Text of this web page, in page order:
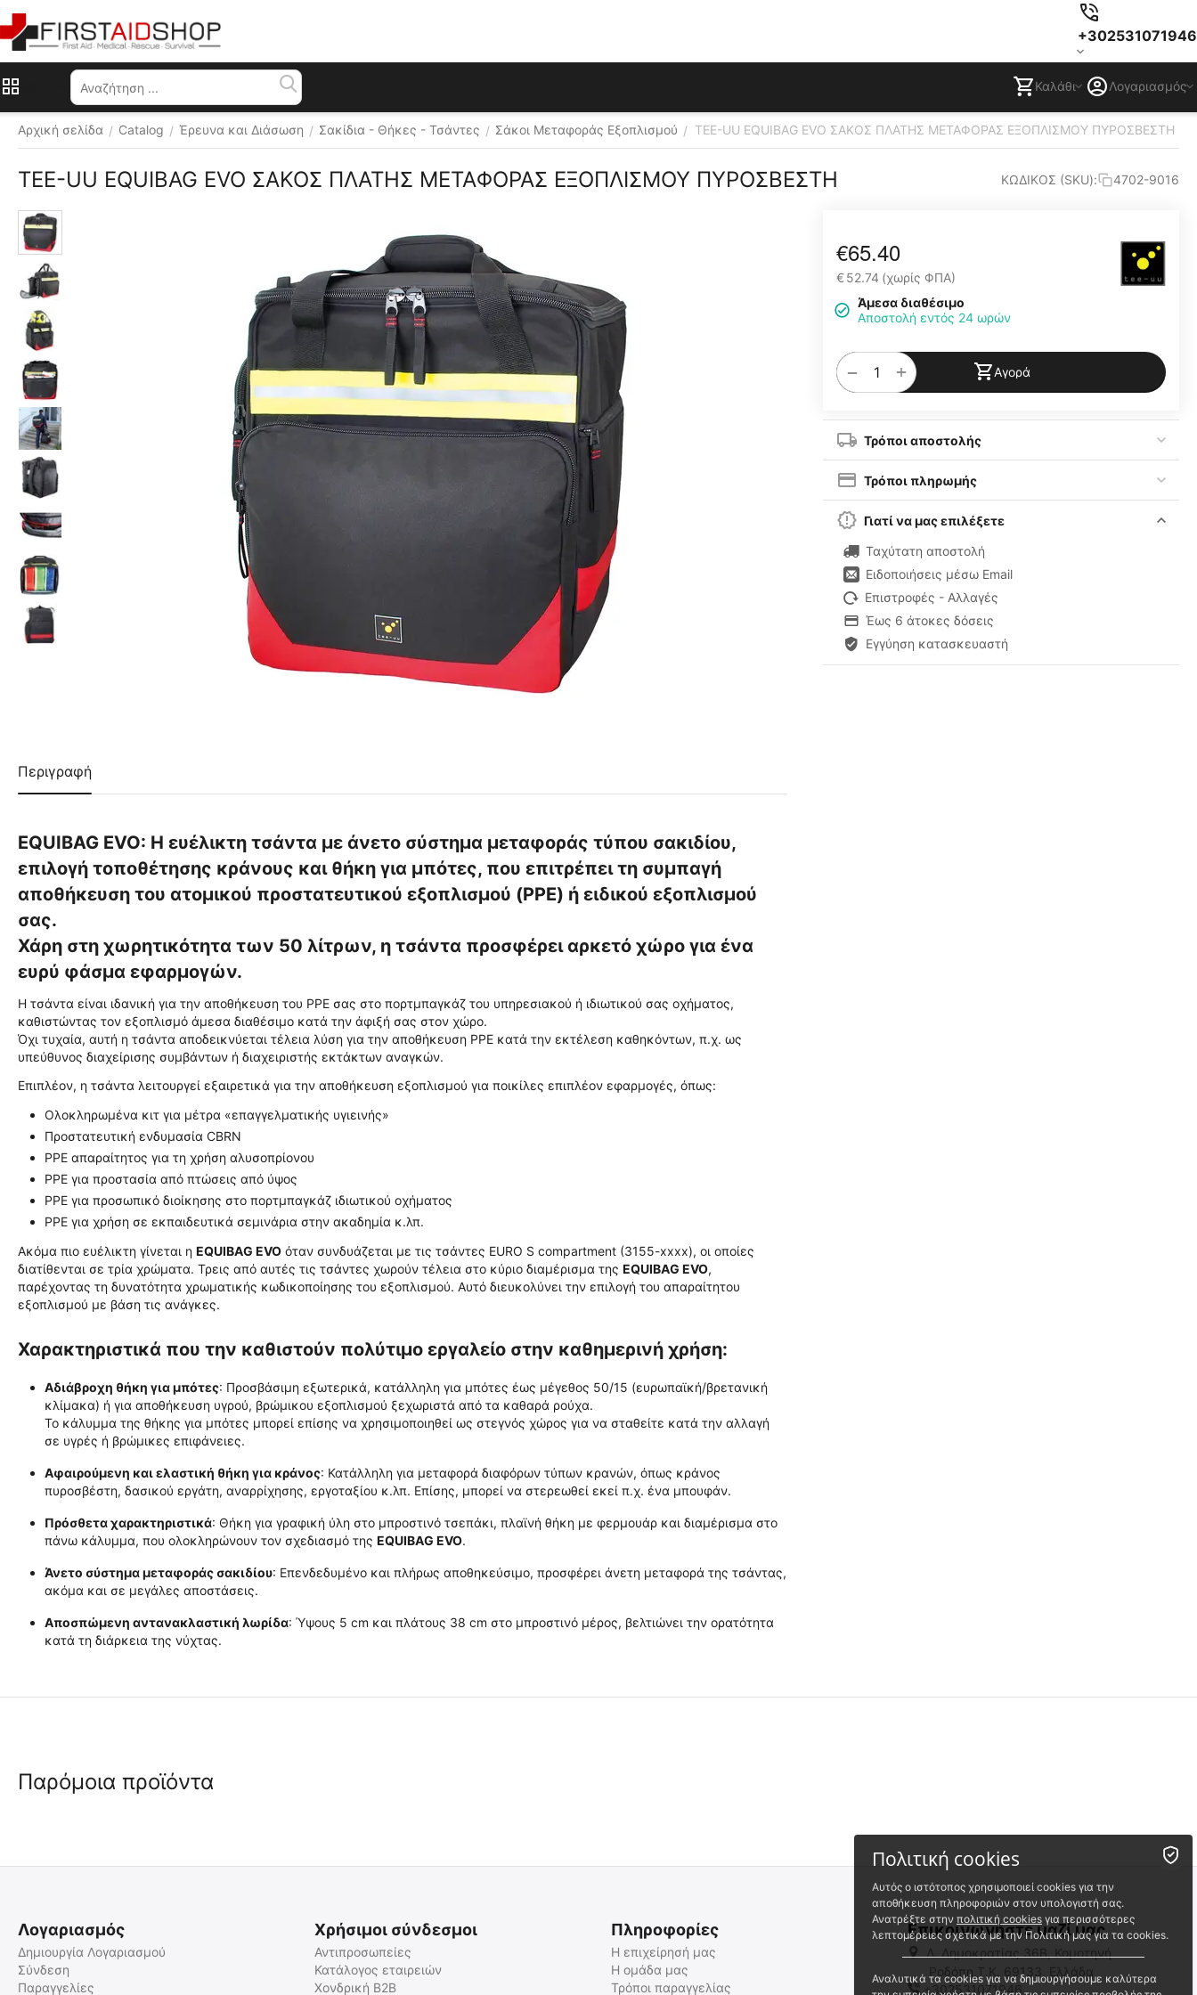
+302531071946
Καλάθι Λογαριασμός
Αρχική σελίδα / Catalog / Έρευνα και Διάσωση / Σακίδια - Θήκες - Τσάντες / Σάκοι Μεταφοράς Εξοπλισμού / TEE-UU EQUIBAG EVO ΣΑΚΟΣ ΠΛΑΤΗΣ ΜΕΤΑΦΟΡΑΣ ΕΞΟΠΛΙΣΜΟΥ ΠΥΡΟΣΒΕΣΤΗ
TEE-UU EQUIBAG EVO ΣΑΚΟΣ ΠΛΑΤΗΣ ΜΕΤΑΦΟΡΑΣ ΕΞΟΠΛΙΣΜΟΥ ΠΥΡΟΣΒΕΣΤΗ ΚΩΔΙΚΟΣ (SKU): 4702-9016
✔
Επίσημος
διανομέας
€65.40
€52.74 (χωρίς ΦΠΑ)
Άμεσα διαθέσιμο
Αποστολή εντός 24 ωρών
+
− Αγορά
Τρόποι αποστολής
Τρόποι πληρωμής
Γιατί να μας επιλέξετε
Ταχύτατη αποστολή
Ειδοποιήσεις μέσω Email
Επιστροφές - Αλλαγές
Έως 6 άτοκες δόσεις
Εγγύηση κατασκευαστή
Περιγραφή
EQUIBAG EVO: Η ευέλικτη τσάντα με άνετο σύστημα μεταφοράς τύπου σακιδίου,
επιλογή τοποθέτησης κράνους και θήκη για μπότες, που επιτρέπει τη συμπαγή
αποθήκευση του ατομικού προστατευτικού εξοπλισμού (PPE) ή ειδικού εξοπλισμού
σας.
Χάρη στη χωρητικότητα των 50 λίτρων, η τσάντα προσφέρει αρκετό χώρο για ένα
ευρύ φάσμα εφαρμογών.
Η τσάντα είναι ιδανική για την αποθήκευση του PPE σας στο πορτμπαγκάζ του υπηρεσιακού ή ιδιωτικού σας οχήματος,
καθιστώντας τον εξοπλισμό άμεσα διαθέσιμο κατά την άφιξή σας στον χώρο.
Όχι τυχαία, αυτή η τσάντα αποδεικνύεται τέλεια λύση για την αποθήκευση PPE κατά την εκτέλεση καθηκόντων, π.χ. ως
υπεύθυνος διαχείρισης συμβάντων ή διαχειριστής εκτάκτων αναγκών.
Επιπλέον, η τσάντα λειτουργεί εξαιρετικά για την αποθήκευση εξοπλισμού για ποικίλες επιπλέον εφαρμογές, όπως:
Ολοκληρωμένα κιτ για μέτρα «επαγγελματικής υγιεινής»
Προστατευτική ενδυμασία CBRN
PPE απαραίτητος για τη χρήση αλυσοπρίονου
PPE για προστασία από πτώσεις από ύψος
PPE για προσωπικό διοίκησης στο πορτμπαγκάζ ιδιωτικού οχήματος
PPE για χρήση σε εκπαιδευτικά σεμινάρια στην ακαδημία κ.λπ.
Ακόμα πιο ευέλικτη γίνεται η EQUIBAG EVO όταν συνδυάζεται με τις τσάντες EURO S compartment (3155-xxxx), οι οποίες
διατίθενται σε τρία χρώματα. Τρεις από αυτές τις τσάντες χωρούν τέλεια στο κύριο διαμέρισμα της EQUIBAG EVO,
παρέχοντας τη δυνατότητα χρωματικής κωδικοποίησης του εξοπλισμού. Αυτό διευκολύνει την επιλογή του απαραίτητου
εξοπλισμού με βάση τις ανάγκες.
Χαρακτηριστικά που την καθιστούν πολύτιμο εργαλείο στην καθημερινή χρήση:
Αδιάβροχη θήκη για μπότες: Προσβάσιμη εξωτερικά, κατάλληλη για μπότες έως μέγεθος 50/15 (ευρωπαϊκή/βρετανική
κλίμακα) ή για αποθήκευση υγρού, βρώμικου εξοπλισμού ξεχωριστά από τα καθαρά ρούχα.
Το κάλυμμα της θήκης για μπότες μπορεί επίσης να χρησιμοποιηθεί ως στεγνός χώρος για να σταθείτε κατά την αλλαγή
σε υγρές ή βρώμικες επιφάνειες.
Αφαιρούμενη και ελαστική θήκη για κράνος: Κατάλληλη για μεταφορά διαφόρων τύπων κρανών, όπως κράνος
πυροσβέστη, δασικού εργάτη, αναρρίχησης, εργοταξίου κ.λπ. Επίσης, μπορεί να στερεωθεί εκεί π.χ. ένα μπουφάν.
Πρόσθετα χαρακτηριστικά: Θήκη για γραφική ύλη στο μπροστινό τσεπάκι, πλαϊνή θήκη με φερμουάρ και διαμέρισμα στο
πάνω κάλυμμα, που ολοκληρώνουν τον σχεδιασμό της EQUIBAG EVO.
Άνετο σύστημα μεταφοράς σακιδίου: Επενδεδυμένο και πλήρως αποθηκεύσιμο, προσφέρει άνετη μεταφορά της τσάντας,
ακόμα και σε μεγάλες αποστάσεις.
Αποσπώμενη αντανακλαστική λωρίδα: Ύψους 5 cm και πλάτους 38 cm στο μπροστινό μέρος, βελτιώνει την ορατότητα
κατά τη διάρκεια της νύχτας.
Παρόμοια προϊόντα
TEE-UU BARRELBAG Σάκος Elite Bags ATTACK'S Τσάντα TEE-UU SHIFTBAG EVO
⛟
MIL-TEC Σακίδιο
⛟
AEROcase - WEARbag L/XL
Λογαριασμός
Δημιουργία Λογαριασμού
Σύνδεση
Παραγγελίες
Χρήσιμοι σύνδεσμοι
Αντιπροσωπείες
Κατάλογος εταιρειών
Χονδρική B2B
Πληροφορίες
Η επιχείρησή μας
Η ομάδα μας
Τρόποι παραγγελίας
Επικοινωνήστε μαζί μας
Λ. Δημοκρατίας 36Β, Κομοτηνή
Ροδόπη,Τ.Κ. 69133, Ελλάδα
+302531071946
Πολιτική cookies
Αυτός ο ιστότοπος χρησιμοποιεί cookies για την
αποθήκευση πληροφοριών στον υπολογιστή σας.
Ανατρέξτε στην πολιτική cookies για περισσότερες
λεπτομέρειες σχετικά με την Πολιτική μας για τα cookies.
Αναλυτικά τα cookies για να δημιουργήσουμε καλύτερα